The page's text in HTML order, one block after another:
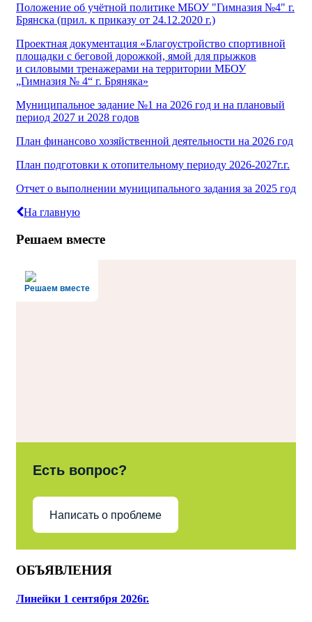
Положение об учётной политике МБОУ "Гимназия №4" г.
Брянска (прил. к приказу от 24.12.2020 г.)
Проектная документация «Благоустройство спортивной
площадки с беговой дорожкой, ямой для прыжков
и силовыми тренажерами на территории МБОУ
„Гимназия № 4“ г. Бряняка»
Муниципальное задание №1 на 2026 год и на плановый
период 2027 и 2028 годов
План финансово хозяйственной деятельности на 2026 год
План подготовки к отопительному периоду 2026-2027г.г.
Отчет о выполнении муниципального задания за 2025 год
На главную
Решаем вместе
Решаем вместе
Есть вопрос?
Написать о проблеме
ОБЪЯВЛЕНИЯ
Линейки 1 сентября 2026г.